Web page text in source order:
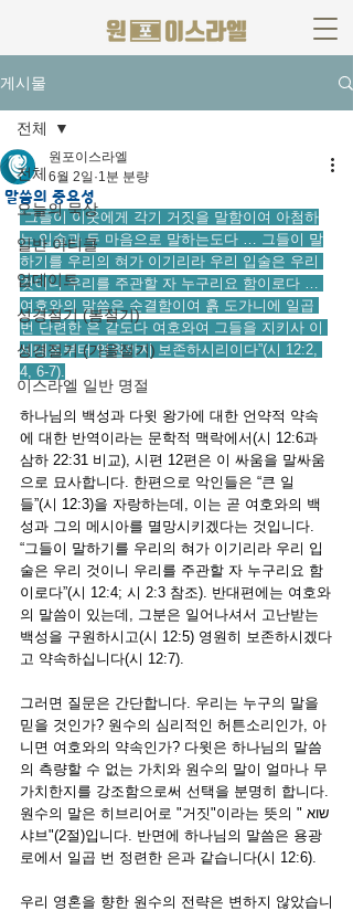
게시물
전체
오늘의 묵상
일반 아티클
업데이트
성경절기 (봄절기)
성경절기 (가을절기)
이스라엘 일반 명절
전체
말씀의 중요성
원포이스라엘
6월 2일 1분 분량
“그들이 이웃에게 각기 거짓을 말함이여 아첨하
는 입술과 두 마음으로 말하는도다 … 그들이 말
하기를 우리의 혀가 이기리라 우리 입술은 우리
것이니 우리를 주관할 자 누구리요 함이로다 …
여호와의 말씀은 순결함이여 흙 도가니에 일곱
번 단련한 은 같도다 여호와여 그들을 지키사 이
세대로부터 영원까지 보존하시리이다”(시 12:2,
4, 6-7).
하나님의 백성과 다윗 왕가에 대한 언약적 약속
에 대한 반역이라는 문학적 맥락에서(시 12:6과
삼하 22:31 비교), 시편 12편은 이 싸움을 말싸움
으로 묘사합니다. 한편으로 악인들은 “큰 일
들”(시 12:3)을 자랑하는데, 이는 곧 여호와의 백
성과 그의 메시아를 멸망시키겠다는 것입니다.
“그들이 말하기를 우리의 혀가 이기리라 우리 입
술은 우리 것이니 우리를 주관할 자 누구리요 함
이로다”(시 12:4; 시 2:3 참조). 반대편에는 여호와
의 말씀이 있는데, 그분은 일어나셔서 고난받는
백성을 구원하시고(시 12:5) 영원히 보존하시겠다
고 약속하십니다(시 12:7).
그러면 질문은 간단합니다. 우리는 누구의 말을
믿을 것인가? 원수의 심리적인 허튼소리인가, 아
니면 여호와의 약속인가? 다윗은 하나님의 말씀
의 측량할 수 없는 가치와 원수의 말이 얼마나 무
가치한지를 강조함으로써 선택을 분명히 합니다.
원수의 말은 히브리어로 "거짓"이라는 뜻의 " שוא
샤브"(2절)입니다. 반면에 하나님의 말씀은 용광
로에서 일곱 번 정련한 은과 같습니다(시 12:6).
우리 영혼을 향한 원수의 전략은 변하지 않았습니